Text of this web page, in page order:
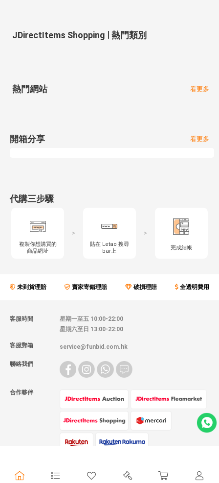
JDirectItems Shopping | 熱門類別
熱門網站 看更多
開箱分享 看更多
代購三步驟
複製你想購買的
商品網址
>
貼在 Letao 搜尋
bar上
>
完成結帳
未到貨理賠 賣家寄錯理賠 破損理賠 全透明費用
客服時間
星期一至五 10:00-22:00
星期六至日 13:00-22:00
客服郵箱 service@funbid.com.hk
聯絡我們
合作夥伴